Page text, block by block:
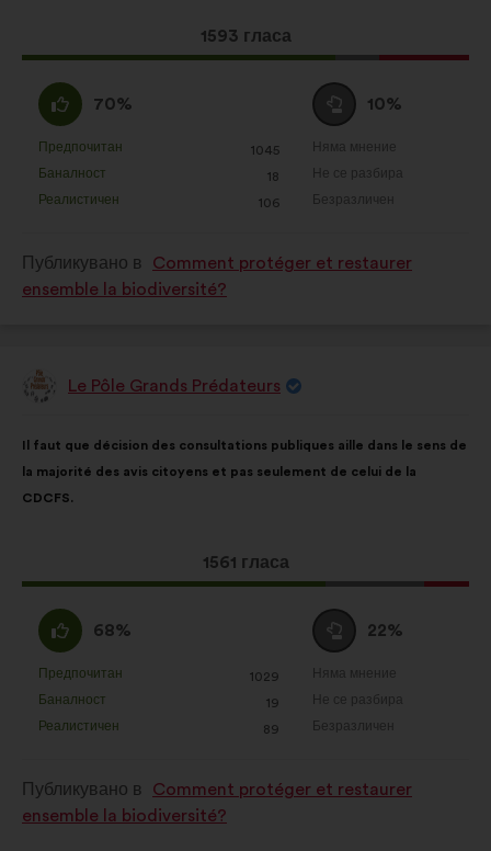
Това
предложение
1593 гласа
Съгласен
съм
:
70%
в
:
Предпочитан
: 1045
пъти
Баналност
: 18
пъти
Реалистичен
: 106
пъти
Въздържал
се
:
10%
в
Няма мнение
:пъти
Не се разбира
:пъти
Безразличен
:пъти
Публикувано в
Comment protéger et restaurer
ensemble la biodiversité?
ПредложениеLe Pôle Grands Prédateurs
на
предложението:
Il faut que décision des consultations publiques aille dans le sens de
la majorité des avis citoyens et pas seulement de celui de la
CDCFS.
Това
предложение
1561 гласа
разпределението
е:
Съгласен
съм
:
68%
в
:
Предпочитан
: 1029
пъти
Баналност
: 19
пъти
Реалистичен
: 89
пъти
Въздържал
се
:
22%
в
Няма мнение
:пъти
Не се разбира
:пъти
Безразличен
:пъти
Публикувано в
Comment protéger et restaurer
ensemble la biodiversité?